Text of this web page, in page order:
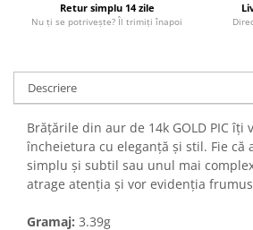
Retur simplu 14 zile
Nu ți se potrivește? Îl trimiți înapoi
Descriere
Brățările din aur de 14k GOLD PIC îți
încheietura cu eleganță și stil. Fie că
simplu și subtil sau unul mai
atrage atenția și vor evidenția
Gramaj: 3.39g